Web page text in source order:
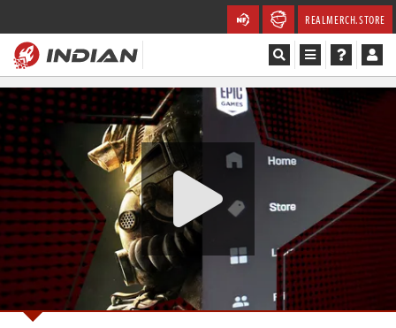
REALMERCH.STORE
Magazín
Recenze
Videa
Soutěže
Databáze
Komunita